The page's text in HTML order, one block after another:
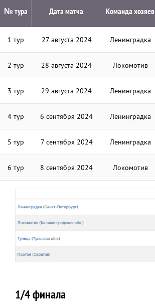
№ тура Дата матча Команда хозяев
1 тур 27 августа 2024 Ленинградка
2 тур 28 августа 2024 Локомотив
3 тур 29 августа 2024 Ленинградка
4 тур 6 сентября 2024 Ленинградка
5 тур 7 сентября 2024 Ленинградка
6 тур 8 сентября 2024 Локомотив
1/4 финала